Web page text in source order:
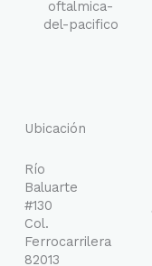
Ubicación
Río
Baluarte
#130
Col.
Ferrocarrilera
82013